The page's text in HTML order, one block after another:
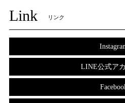
Link リンク
LINE公式ア